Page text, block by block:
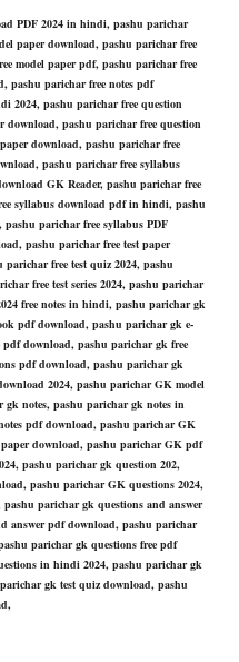
PDF 2024 in hindi, pashu parichar
paper download, pashu parichar free
model paper pdf, pashu parichar free
pashu parichar free notes pdf
2024, pashu parichar free question
download, pashu parichar free question
download, pashu parichar free
pashu parichar free syllabus
GK Reader, pashu parichar free
syllabus download pdf in hindi, pashu
parichar free syllabus PDF
pashu parichar free test paper
free test quiz 2024, pashu
free test series 2024, pashu parichar
free notes in hindi, pashu parichar gk
pdf download, pashu parichar gk e-
download, pashu parichar gk free
pdf download, pashu parichar gk
2024, pashu parichar GK model
notes, pashu parichar gk notes in
pdf download, pashu parichar GK
download, pashu parichar GK pdf
pashu parichar gk question 202,
pashu parichar GK questions 2024,
parichar gk questions and answer
answer pdf download, pashu parichar
parichar gk questions free pdf
in hindi 2024, pashu parichar gk
gk test quiz download, pashu